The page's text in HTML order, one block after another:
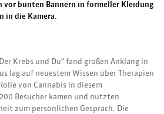
Krebs und Du“ fand großen Anklang in
lag auf neuestem Wissen über Therapien
von Cannabis in diesem
Besucher kamen und nutzten
zum persönlichen Gespräch. Die